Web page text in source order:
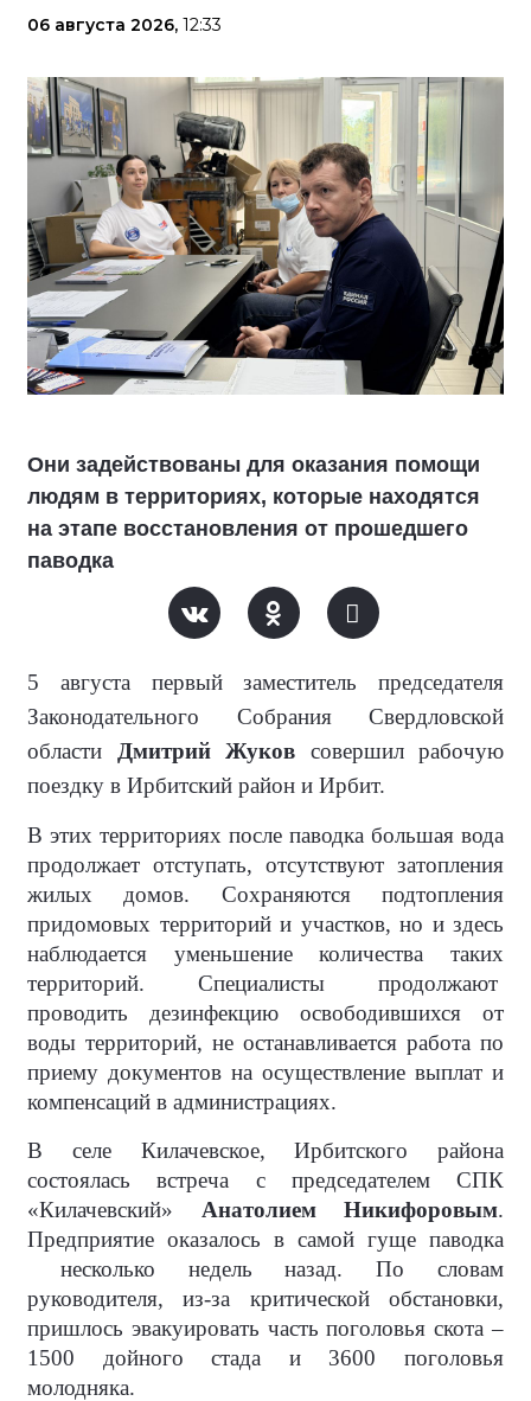
06 августа 2026, 12:33
Они задействованы для оказания помощи
людям в территориях, которые находятся
на этапе восстановления от прошедшего
паводка
5 августа первый заместитель председателя
Законодательного Собрания Свердловской
области
Дмитрий Жуков совершил рабочую
поездку в Ирбитский район и Ирбит.
В этих территориях после паводка большая вода
продолжает отступать, отсутствуют затопления
жилых домов. Сохраняются подтопления
придомовых территорий и участков, но и здесь
наблюдается уменьшение количества таких
территорий. Специалисты продолжают
проводить дезинфекцию освободившихся от
воды территорий, не останавливается работа по
приему документов на осуществление выплат и
компенсаций в администрациях.
В селе Килачевское, Ирбитского района
состоялась встреча с председателем СПК
«Килачевский» Анатолием Никифоровым.
Предприятие оказалось в самой гуще паводка
несколько недель назад. По словам
руководителя, из-за критической обстановки,
пришлось эвакуировать часть поголовья скота –
1500 дойного стада и 3600 поголовья
молодняка.